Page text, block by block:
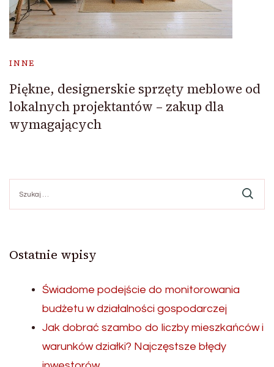
INNE
Piękne, designerskie sprzęty meblowe od
lokalnych projektantów – zakup dla
wymagających
Ostatnie wpisy
Świadome podejście do monitorowania
budżetu w działalności gospodarczej
Jak dobrać szambo do liczby mieszkańców i
warunków działki? Najczęstsze błędy